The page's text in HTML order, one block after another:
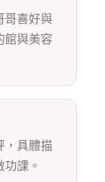
哥喜好與
館與美容
，具體描
課。